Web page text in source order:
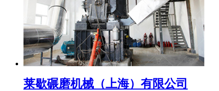
莱歇碾磨机械（上海）有限公司